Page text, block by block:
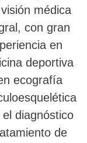
médica
con gran
en
deportiva
ecografía
el diagnóstico
de